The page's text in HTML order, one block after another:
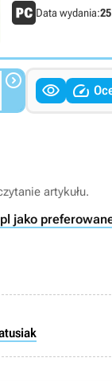
Data wydania:
  
artykułu.
jako